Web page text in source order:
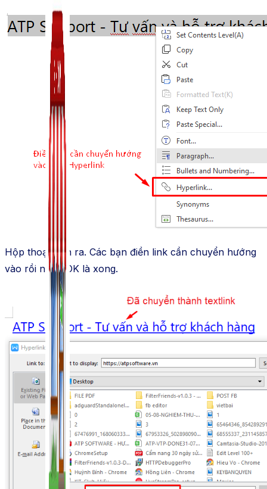
Zalo Marketing
104 bài viết
New
Hộp thoại hiện ra. Các bạn điền link cần chuyển hướng
vào rồi nhấn OK là xong.